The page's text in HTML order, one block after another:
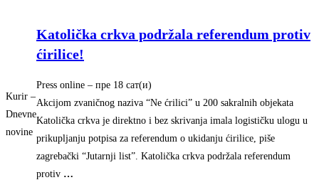
Kurir –
Dnevne
novine
Katolička crkva podržala referendum protiv
ćirilice!
Press online – ‎пре 18 сат(и)‎
Akcijom zvaničnog naziva “Ne ćrilici” u 200 sakralnih objekata
Katolička crkva je direktno i bez skrivanja imala logističku ulogu u
prikupljanju potpisa za referendum o ukidanju ćirilice, piše
zagrebački “Jutarnji list”. Katolička crkva podržala referendum
protiv …